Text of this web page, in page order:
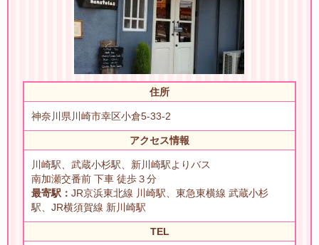
住所
神奈川県川崎市幸区小倉5-33-2
アクセス情報
川崎駅、武蔵小杉駅、新川崎駅よりバス
南加瀬交番前 下車 徒歩３分
最寄駅： JR京浜東北線 川崎駅、東急東横線 武蔵小杉
駅、JR横須賀線 新川崎駅
TEL